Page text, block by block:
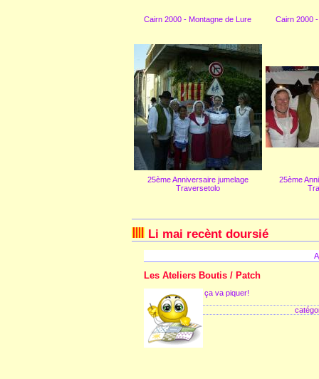
Cairn 2000 - Montagne de Lure Cairn 2000
25ème Anniversaire jumelage
Traversetolo
25ème
Li mai recènt doursié
Les Ateliers Boutis / Patch
ça va piquer!